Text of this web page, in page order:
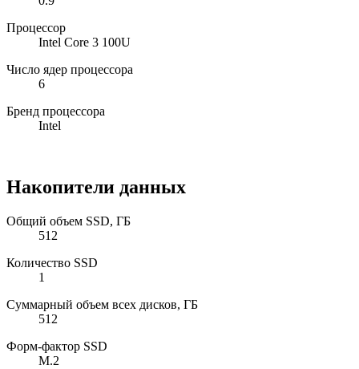
Процессор
Intel Core 3 100U
Число ядер процессора
6
Бренд процессора
Intel
Накопители данных
Общий объем SSD, ГБ
512
Количество SSD
1
Суммарный объем всех дисков, ГБ
512
Форм-фактор SSD
M.2